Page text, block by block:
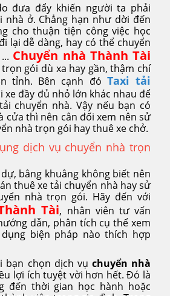
đưa đẩy khiến người ta phải
nhà ở. Chẳng hạn như dời đến
cho thuận tiện công việc học
lại dễ dàng, hay có thể chuyển
Chuyển nhà Thành Tài
gói dù xa hay gần, thậm chí
tỉnh. Bên cạnh đó Taxi tải
xe đầy đủ nhỏ lớn khác nhau để
chuyển nhà. Vậy nếu bạn có
cửa thì nên cân đối xem nên sử
nhà trọn gói hay thuê xe chở.
dịch vụ chuyển nhà trọn
bâng khuâng không biết nên
thuê xe tải chuyển nhà hay sử
nhà trọn gói. Hãy đến với
Tài, nhân viên tư vấn
dẫn, phân tích cụ thể xem
biện pháp nào thích hợp
bạn chọn dịch vụ chuyển nhà
lợi ích tuyệt vời hơn hết. Đó là
đến thời gian học hành hoặc